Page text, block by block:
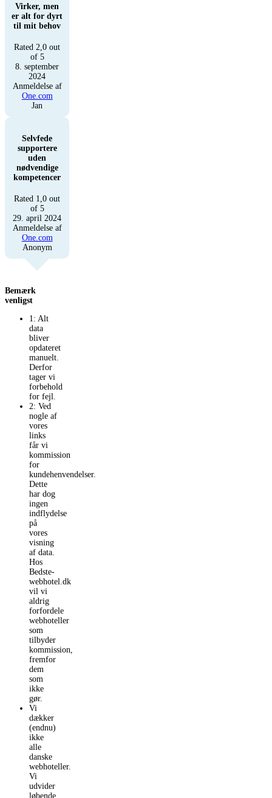
Virker, men
er alt for dyrt
til mit behov
Rated 2,0 out
of 5
8. september
2024
Anmeldelse af
One.com
Jan
Selvfede
supportere
uden
nødvendige
kompetencer
Rated 1,0 out
of 5
29. april 2024
Anmeldelse af
One.com
Anonym
Bemærk
venligst
1: Alt
data
bliver
opdateret
manuelt.
Derfor
tager vi
forbehold
for fejl.
2: Ved
nogle af
vores
links
får vi
kommission
for
kundehenvendelser.
Dette
har dog
ingen
indflydelse
på
vores
visning
af data.
Hos
Bedste-
webhotel.dk
vil vi
aldrig
forfordele
webhoteller
som
tilbyder
kommission,
fremfor
dem
som
ikke
gør.
Vi
dækker
(endnu)
ikke
alle
danske
webhoteller.
Vi
udvider
løbende